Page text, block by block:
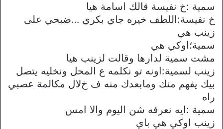
سمية :خ نفيسة قالك اسامة هيا
خ نفيسة:اللطف خيره جاي بكري …ضبحي على
زينب هي
سمية؛اوكي هي
مشت سمية لدارها وقالت لزينب هيا
زينب لسمية:اونه تو نكلمه ع المحل ونخليه يتصل
بيك يفهم منك ومابعدك منه ف خﻻل مكالمة عصبي
راه
سمية :ايه نعرفه شن اليوم واﻻ امس
زينب اوكي هي باي